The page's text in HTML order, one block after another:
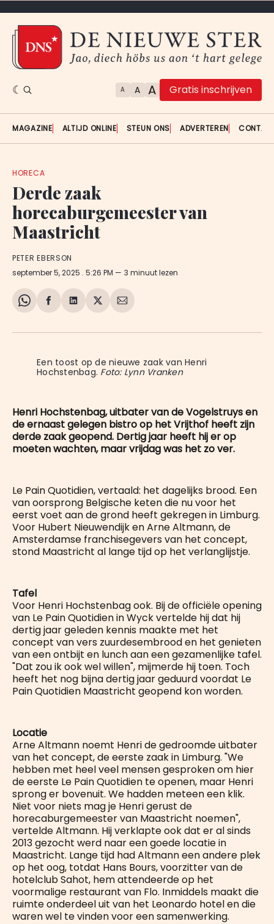
A A A Gratis inschrijven
MAGAZINE ALTIJD ONLINE STEUN ONS ADVERTEREN
HORECA
Derde zaak
horecaburgemeester van
Maastricht
PETER EBERSON
september 5, 2025 . 5:26 PM 3 minuut lezen
Share
WhatsApp
Delen
Facebook
Delen
LinkedIn
Share
X
Deel
E-
Een toost op de nieuwe zaak van Henri
Hochstenbag. Foto: Lynn Vranken
Henri Hochstenbag, uitbater van de Vogelstruys en
de ernaast gelegen bistro op het Vrijthof heeft zijn
derde zaak geopend. Dertig jaar heeft hij er op
moeten wachten, maar vrijdag was het zo ver.
Le Pain Quotidien, vertaald: het dagelijks brood. Een
van oorsprong Belgische keten die nu voor het
eerst voet aan de grond heeft gekregen in Limburg.
Voor Hubert Nieuwendijk en Arne Altmann, de
Amsterdamse franchisegevers van het concept,
stond Maastricht al lange tijd op het verlanglijstje.
Tafel
Voor Henri Hochstenbag ook. Bij de officiële opening
van Le Pain Quotidien in Wyck vertelde hij dat hij
dertig jaar geleden kennis maakte met het
concept van vers zuurdesembrood en het genieten
van een ontbijt en lunch aan een gezamenlijke tafel.
"Dat zou ik ook wel willen", mijmerde hij toen. Toch
heeft het nog bijna dertig jaar geduurd voordat Le
Pain Quotidien Maastricht geopend kon worden.
Locatie
Arne Altmann noemt Henri de gedroomde uitbater
van het concept, de eerste zaak in Limburg. "We
hebben met heel veel mensen gesproken om hier
de eerste Le Pain Quotidien te openen, maar Henri
sprong er bovenuit. We hadden meteen een klik.
Niet voor niets mag je Henri gerust de
horecaburgemeester van Maastricht noemen",
vertelde Altmann. Hij verklapte ook dat er al sinds
2013 gezocht werd naar een goede locatie in
Maastricht. Lange tijd had Altmann een andere plek
op het oog, totdat Hans Bours, voorzitter van de
hotelclub Sahot, hem attendeerde op het
voormalige restaurant van Flo. Inmiddels maakt die
ruimte onderdeel uit van het Leonardo hotel en die
waren wel te vinden voor een samenwerking.